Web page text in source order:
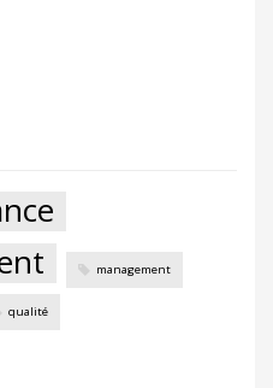
management
qualité